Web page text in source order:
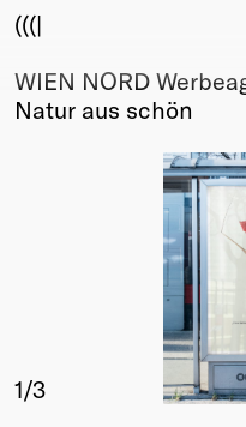
(((|
About
Club
Membership
WIEN NORD
Natur aus schön
1/3